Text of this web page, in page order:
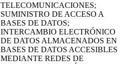
TELECOMUNICACIONES;
SUMINISTRO DE ACCESO A
BASES DE DATOS;
INTERCAMBIO ELECTRÓNICO
DE DATOS ALMACENADOS EN
BASES DE DATOS ACCESIBLES
MEDIANTE REDES DE